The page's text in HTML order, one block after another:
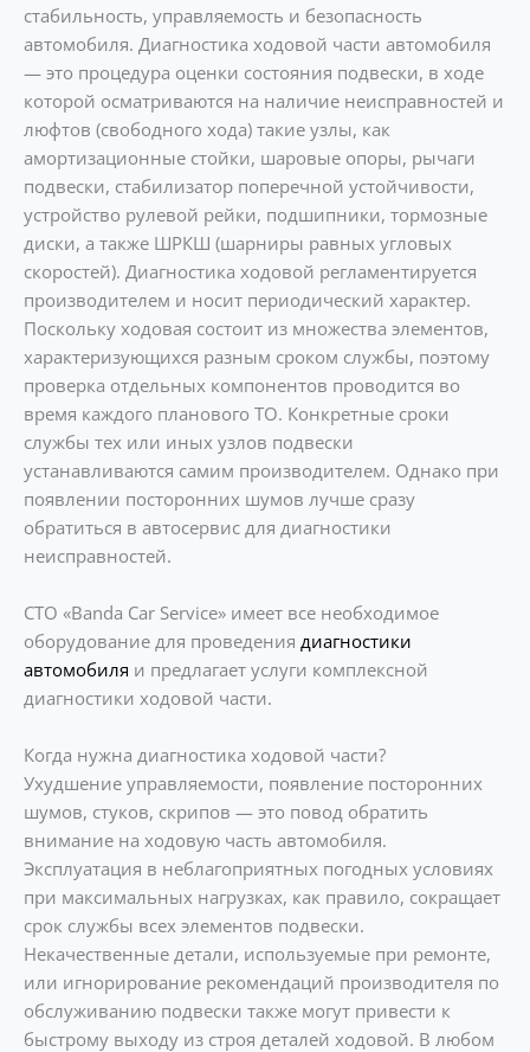
стабильность, управляемость и безопасность
автомобиля. Диагностика ходовой части автомобиля
— это процедура оценки состояния подвески, в ходе
которой осматриваются на наличие неисправностей и
люфтов (свободного хода) такие узлы, как
амортизационные стойки, шаровые опоры, рычаги
подвески, стабилизатор поперечной устойчивости,
устройство рулевой рейки, подшипники, тормозные
диски, а также ШРКШ (шарниры равных угловых
скоростей). Диагностика ходовой регламентируется
производителем и носит периодический характер.
Поскольку ходовая состоит из множества элементов,
характеризующихся разным сроком службы, поэтому
проверка отдельных компонентов проводится во
время каждого планового ТО. Конкретные сроки
службы тех или иных узлов подвески
устанавливаются самим производителем. Однако при
появлении посторонних шумов лучше сразу
обратиться в автосервис для диагностики
неисправностей.
СТО «Banda Car Service» имеет все необходимое
оборудование для проведения диагностики
автомобиля и предлагает услуги комплексной
диагностики ходовой части.
Когда нужна диагностика ходовой части?
Ухудшение управляемости, появление посторонних
шумов, стуков, скрипов — это повод обратить
внимание на ходовую часть автомобиля.
Эксплуатация в неблагоприятных погодных условиях
при максимальных нагрузках, как правило, сокращает
срок службы всех элементов подвески.
Некачественные детали, используемые при ремонте,
или игнорирование рекомендаций производителя по
обслуживанию подвески также могут привести к
быстрому выходу из строя деталей ходовой. В любом